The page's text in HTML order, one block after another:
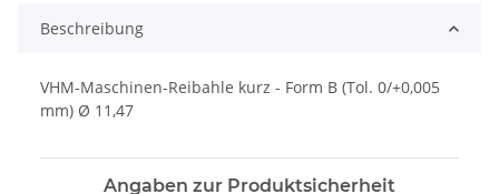
Beschreibung
VHM-Maschinen-Reibahle kurz - Form B (Tol. 0/+0,005
mm) Ø 11,47
Angaben zur Produktsicherheit